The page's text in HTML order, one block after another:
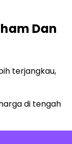
Dan
terjangkau,
di tengah